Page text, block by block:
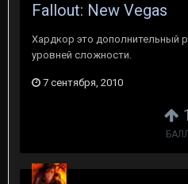
1
БАЛЛ
Fallout: New Vegas
Хардкор это дополнительный
уровней сложности.
7 сентября, 2010